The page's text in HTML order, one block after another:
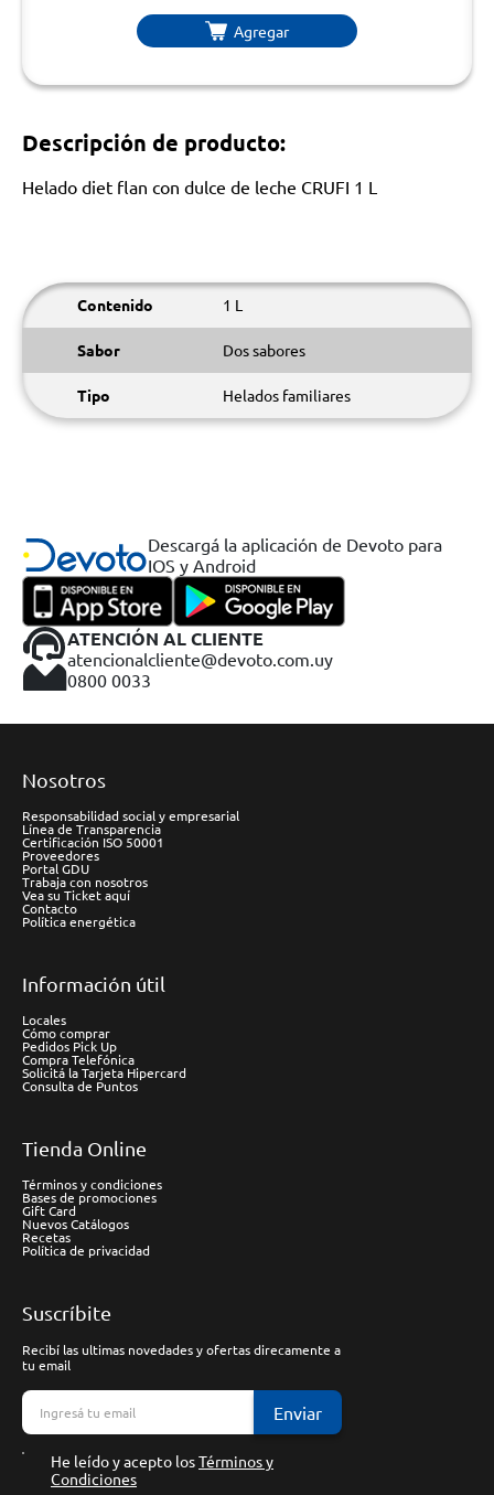
Agregar
Descripción de producto:
Helado diet flan con dulce de leche CRUFI 1 L
Contenido 1 L
Sabor Dos sabores
Tipo Helados familiares
Descargá la aplicación de Devoto para
IOS y Android
ATENCIÓN AL CLIENTE
atencionalcliente@devoto.com.uy
0800 0033
Nosotros
Responsabilidad social y empresarial
Línea de Transparencia
Certificación ISO 50001
Proveedores
Portal GDU
Trabaja con nosotros
Vea su Ticket aquí
Contacto
Política energética
Información útil
Locales
Cómo comprar
Pedidos Pick Up
Compra Telefónica
Solicitá la Tarjeta Hipercard
Consulta de Puntos
Tienda Online
Términos y condiciones
Bases de promociones
Gift Card
Nuevos Catálogos
Recetas
Política de privacidad
Suscríbite
Recibí las ultimas novedades y ofertas direcamente a
tu email
Enviar
He leído y acepto losTérminos y
Condiciones